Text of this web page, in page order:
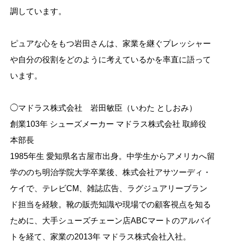
調しています。
ピュアな心をもつ岩田さんは、家業を継ぐプレッシャー
や自分の役割をどのように考えているかを率直に語って
います。
◯マドラス株式会社 岩田敏臣（いわた としおみ）
創業103年 シューズメーカー マドラス株式会社 取締役
本部長
1985年生 愛知県名古屋市出身。中学生からアメリカへ留
学ののち明治学院大学卒業後、株式会社アサツーディ・
ケイで、テレビCM、雑誌広告、ラグジュアリーブラン
ド担当を経験。靴の販売知識や現場での顧客視点を知る
ために、大手シューズチェーン店ABCマートのアルバイ
トを経て、家業の2013年 マドラス株式会社入社。